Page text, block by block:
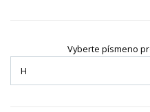
Vyberte písmeno